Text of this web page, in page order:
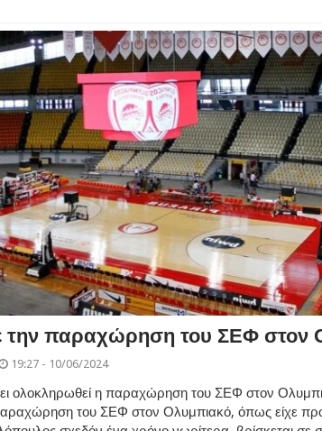
την παραχώρηση του ΣΕΦ στον
19:27 - 10/06/2024
ολοκληρωθεί η παραχώρηση του ΣΕΦ στον
του ΣΕΦ στον Ολυμπιακό, όπως είχε